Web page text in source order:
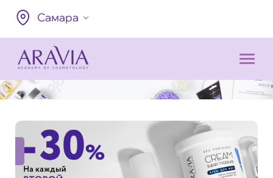
Самара